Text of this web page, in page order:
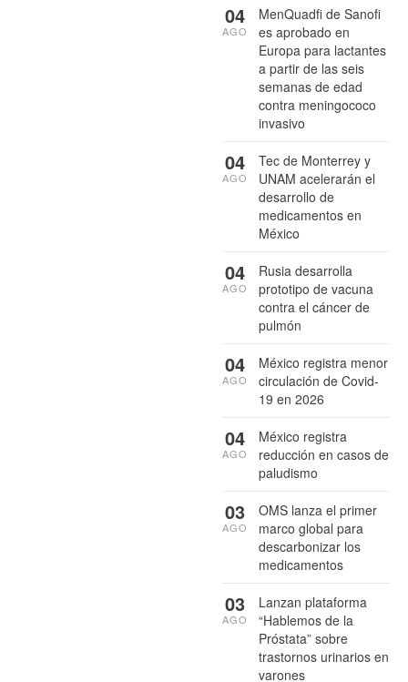
MenQuadfi de Sanofi
es aprobado en
Europa para lactantes
a partir de las seis
semanas de edad
contra meningococo
invasivo
04
AGO
Tec de Monterrey y
UNAM acelerarán el
desarrollo de
medicamentos en
México
04
AGO
Rusia desarrolla
prototipo de vacuna
contra el cáncer de
pulmón
04
AGO
México registra menor
circulación de Covid-
19 en 2026
04
AGO
México registra
reducción en casos de
paludismo
04
AGO
OMS lanza el primer
marco global para
descarbonizar los
medicamentos
03
AGO
Lanzan plataforma
“Hablemos de la
Próstata” sobre
trastornos urinarios en
varones
03
AGO